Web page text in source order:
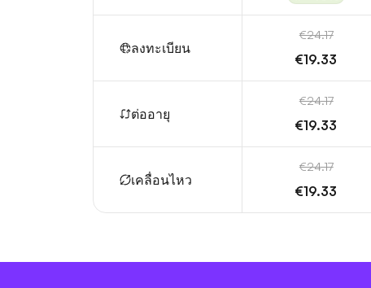
ลงทะเบียน
€24.17
€19.33
ต่ออายุ
€24.17
€19.33
เคลื่อนไหว
€24.17
€19.33